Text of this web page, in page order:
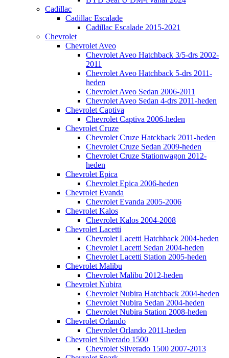
Cadillac
Cadillac Escalade
Cadillac Escalade 2015-2021
Chevrolet
Chevrolet Aveo
Chevrolet Aveo Hatchback 3/5-drs 2002-
2011
Chevrolet Aveo Hatchback 5-drs 2011-
heden
Chevrolet Aveo Sedan 2006-2011
Chevrolet Aveo Sedan 4-drs 2011-heden
Chevrolet Captiva
Chevrolet Captiva 2006-heden
Chevrolet Cruze
Chevrolet Cruze Hatckback 2011-heden
Chevrolet Cruze Sedan 2009-heden
Chevrolet Cruze Stationwagon 2012-
heden
Chevrolet Epica
Chevrolet Epica 2006-heden
Chevrolet Evanda
Chevrolet Evanda 2005-2006
Chevrolet Kalos
Chevrolet Kalos 2004-2008
Chevrolet Lacetti
Chevrolet Lacetti Hatchback 2004-heden
Chevrolet Lacetti Sedan 2004-heden
Chevrolet Lacetti Station 2005-heden
Chevrolet Malibu
Chevrolet Malibu 2012-heden
Chevrolet Nubira
Chevrolet Nubira Hatchback 2004-heden
Chevrolet Nubira Sedan 2004-heden
Chevrolet Nubira Station 2008-heden
Chevrolet Orlando
Chevrolet Orlando 2011-heden
Chevrolet Silverado 1500
Chevrolet Silverado 1500 2007-2013